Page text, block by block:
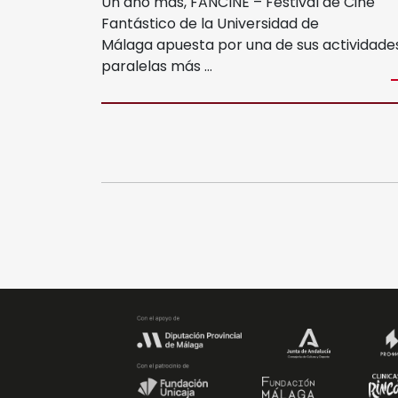
Noviembre Fantasma
MIFF
Fantástico de la Universidad de
Málaga apuesta por una de sus
paralelas más …